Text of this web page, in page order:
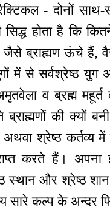
- दोनों
भी सिद्ध होता है कि
ब्राह्मण ऊंचे हैं, वैसे
में से सर्वश्रेष्ठ युग
व ब्रह्म
ब्राह्मणों की क्यों
श्रेष्ठ कर्तव्य में
करते हैं। अपना
स्थान और श्रेष्ठ
सारे कल्प के अन्दर